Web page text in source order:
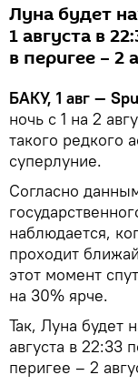
Луна будет
1 августа в
в перигее – 2
БАКУ, 1 авг —
ночь с 1 на 2
такого редкого
суперлуние.
Согласно
наблюдается,
проходит
этот момент
на 30% ярче.
Так, Луна будет
августа в 22:33
перигее – 2